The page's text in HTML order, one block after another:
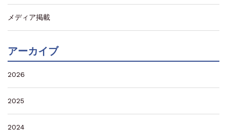
メディア掲載
アーカイブ
2026
2025
2024